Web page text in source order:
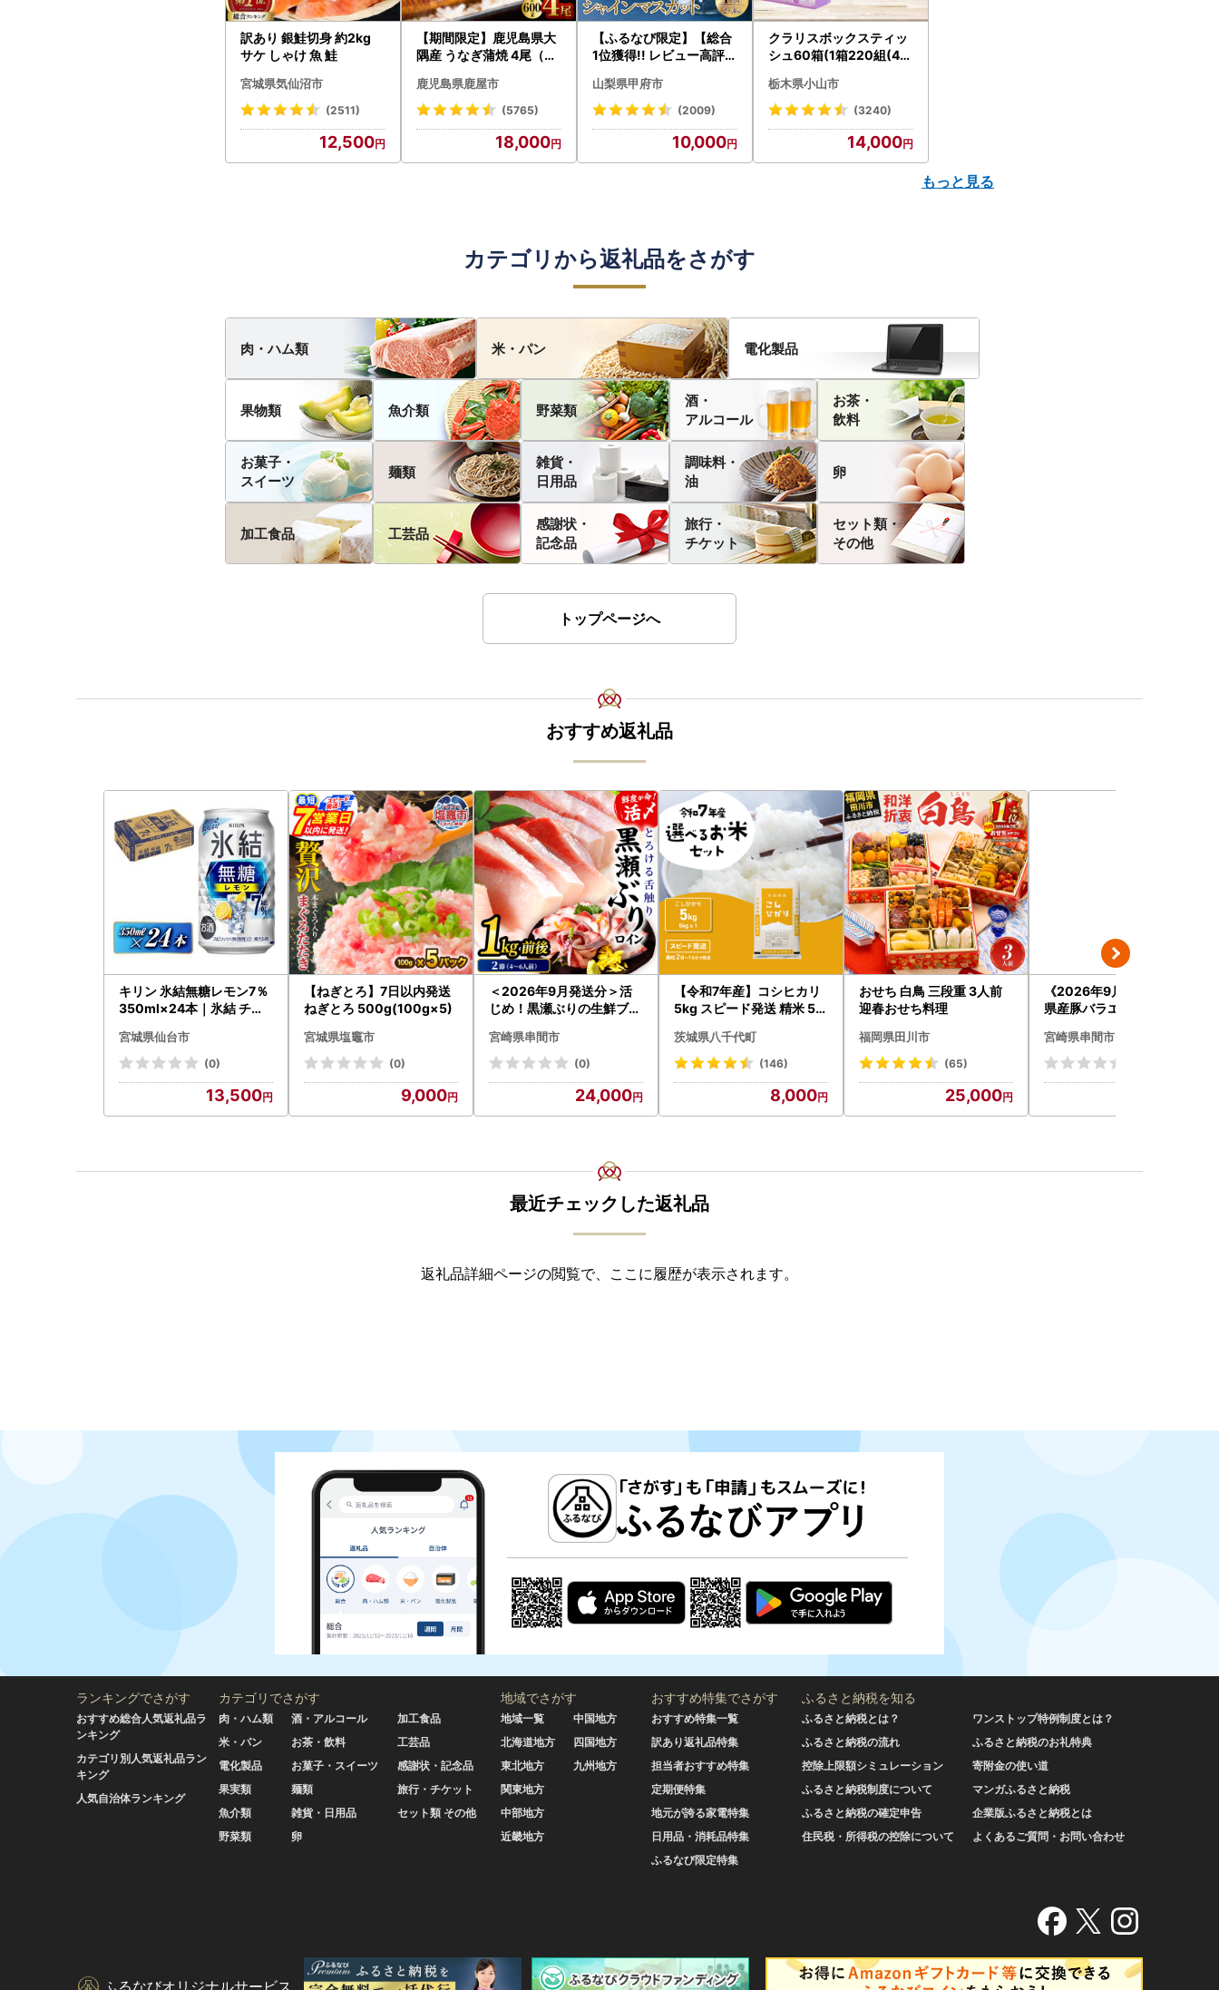
訳あり 銀鮭切身 約2kg
サケ しゃけ 魚 鮭
宮城県気仙沼市
(2511)
12,500
【期間限定】鹿児島県大
隅産 うなぎ蒲焼 4尾（60
cp18 うなぎ 鰻 魚 惣菜 総
菜
鹿児島県鹿屋市
(5765)
18,000
【ふるなび限定】【総合
1位獲得!! レビュー高評価
〉山梨県産 シャインマス
カット 2～3房（1.0kg以
N-Limited-SP
山梨県甲府市
(2009)
10,000
クラリスボックスティッ
シュ60箱(1箱220組(44
ト)【配送不可地域：離島
・沖縄県】【1256759】
栃木県小山市
(3240)
14,000
もっと見る
カテゴリから返礼品をさがす
肉・ハム類 米・パン 電化製品
果物類 魚介類 野菜類
酒・
アルコール
お茶・
飲料
お菓子・
スイーツ
麺類
雑貨・
日用品
調味料・
油
卵
加工食品 工芸品
感謝状・
記念品
旅行・
チケット
セット類・
その他
トップページへ
おすすめ返礼品
キリン 氷結無糖レモン7％
350ml×24本｜氷結 チュ
宮城県仙台市
(0)
13,500
【ねぎとろ】7日以内発送
ねぎとろ 500g(100g×5)
宮城県塩竈市
(0)
9,000
＜2026年9月発送分＞活
じめ！黒瀬ぶりの生鮮ブリ
K001-012-2609
宮崎県串間市
(0)
24,000
【令和7年産】コシヒカリ
5kg スピード発送 精米 5k
町
茨城県八千代町
(146)
8,000
おせち 白鳥 三段重 3人前
迎春おせち料理
福岡県田川市
(65)
25,000
《2026年9月発送》宮崎
県産豚バラエティー4.1kg
宮崎県串間市
最近チェックした返礼品
返礼品詳細ページの閲覧で、ここに履歴が表示されます。
ランキングでさがす
おすすめ総合人気返礼品ラ
ンキング
カテゴリ別人気返礼品ラン
キング
人気自治体ランキング
カテゴリでさがす
肉・ハム類
米・パン
電化製品
果実類
魚介類
野菜類
酒・アルコール
お茶・飲料
お菓子・スイーツ
麺類
雑貨・日用品
卵
加工食品
工芸品
感謝状・記念品
旅行・チケット
セット類 その他
地域でさがす
地域一覧
北海道地方
東北地方
関東地方
中部地方
近畿地方
中国地方
四国地方
九州地方
おすすめ特集でさがす
おすすめ特集一覧
訳あり返礼品特集
担当者おすすめ特集
定期便特集
地元が誇る家電特集
日用品・消耗品特集
ふるなび限定特集
ふるさと納税を知る
ふるさと納税とは？
ふるさと納税の流れ
控除上限額シミュレーション
ふるさと納税制度について
ふるさと納税の確定申告
住民税・所得税の控除について
ワンストップ特例制度とは？
ふるさと納税のお礼特典
寄附金の使い道
マンガふるさと納税
企業版ふるさと納税とは
よくあるご質問・お問い合わせ